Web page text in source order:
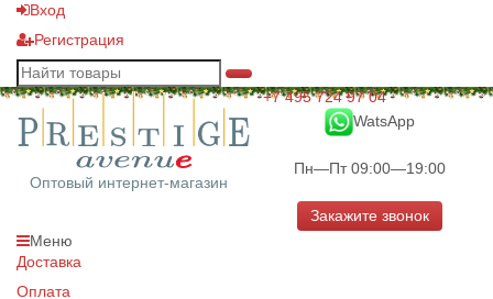
Вход
Регистрация
Оптовый интернет-магазин
+7 495 724 97 04
WatsApp
Пн—Пт 09:00—19:00
Закажите звонок
Меню
Доставка
Оплата